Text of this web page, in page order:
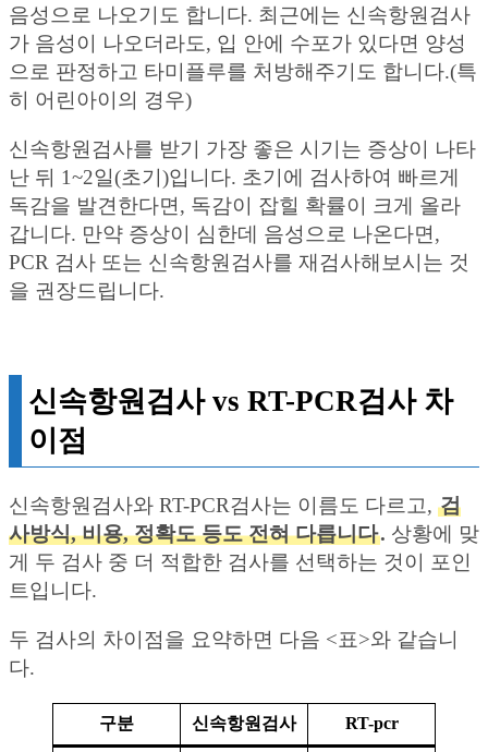
음성으로 나오기도 합니다. 최근에는 신속항원검사
가 음성이 나오더라도, 입 안에 수포가 있다면 양성
으로 판정하고 타미플루를 처방해주기도 합니다.(특
히 어린아이의 경우)
신속항원검사를 받기 가장 좋은 시기는 증상이 나타
난 뒤 1~2일(초기)입니다. 초기에 검사하여 빠르게
독감을 발견한다면, 독감이 잡힐 확률이 크게 올라
갑니다. 만약 증상이 심한데 음성으로 나온다면,
PCR 검사 또는 신속항원검사를 재검사해보시는 것
을 권장드립니다.
신속항원검사 vs RT-PCR검사 차
이점
신속항원검사와 RT-PCR검사는 이름도 다르고, 검
사방식, 비용, 정확도 등도 전혀 다릅니다. 상황에 맞
게 두 검사 중 더 적합한 검사를 선택하는 것이 포인
트입니다.
두 검사의 차이점을 요약하면 다음 <표>와 같습니
다.
구분 신속항원검사 RT-pcr